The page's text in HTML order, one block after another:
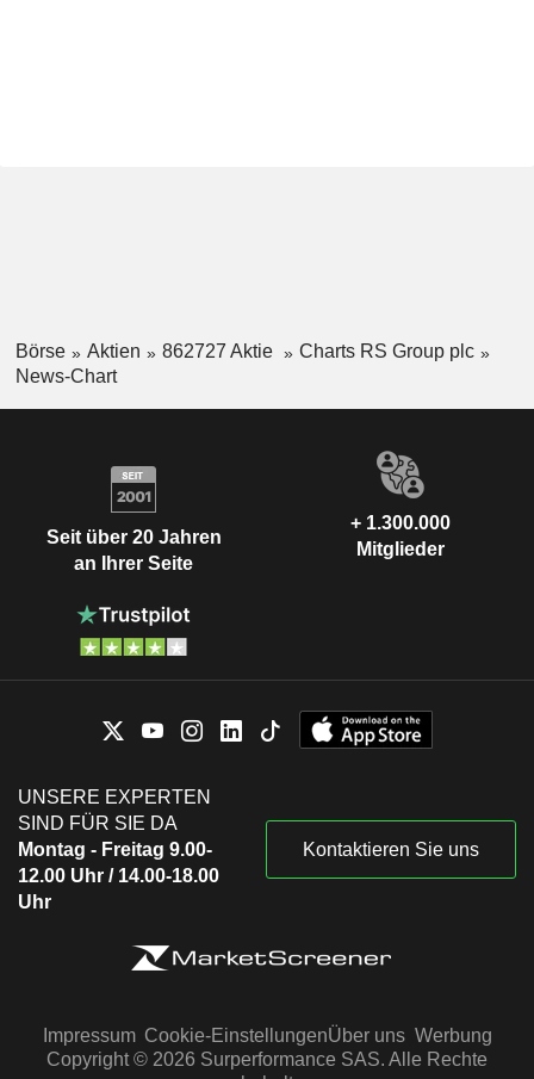
Börse Aktien 862727 Aktie
Charts RS Group plc
News-Chart
Seit über 20 Jahren
an Ihrer Seite
+ 1.300.000
Mitglieder
UNSERE EXPERTEN
SIND FÜR SIE DA
Montag - Freitag 9.00-
12.00 Uhr / 14.00-18.00
Uhr
Kontaktieren Sie uns
Impressum Cookie-EinstellungenÜber uns Werbung
Copyright © 2026 Surperformance SAS. Alle Rechte